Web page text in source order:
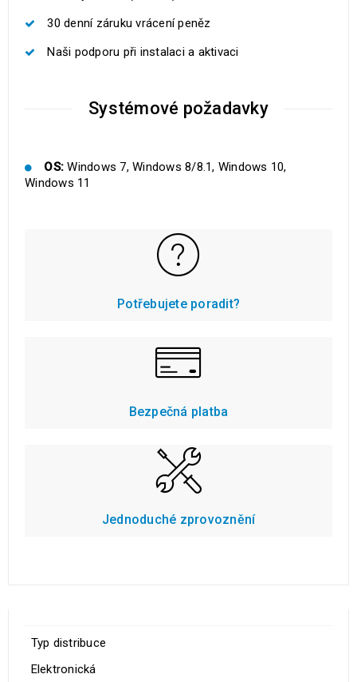
30 denní záruku vrácení peněz
Naši podporu při instalaci a aktivaci
Systémové požadavky
OS: Windows 7, Windows 8/8.1, Windows 10,
Windows 11
Potřebujete poradit?
Bezpečná platba
Jednoduché zprovoznění
Typ distribuce
Elektronická